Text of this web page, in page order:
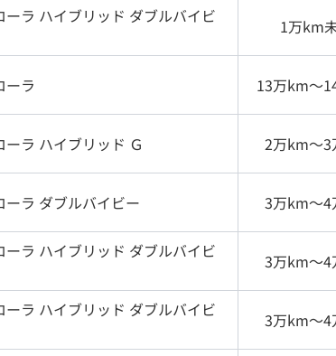
ーラ ハイブリッド ダブルバイビ
1万km
ーラ 13万km〜
ーラ ハイブリッド Ｇ 2万km〜3
ーラ ダブルバイビー 3万km〜4
ーラ ハイブリッド ダブルバイビ
3万km〜4
ーラ ハイブリッド ダブルバイビ
3万km〜4